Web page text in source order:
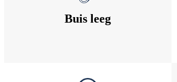
Buis leeg